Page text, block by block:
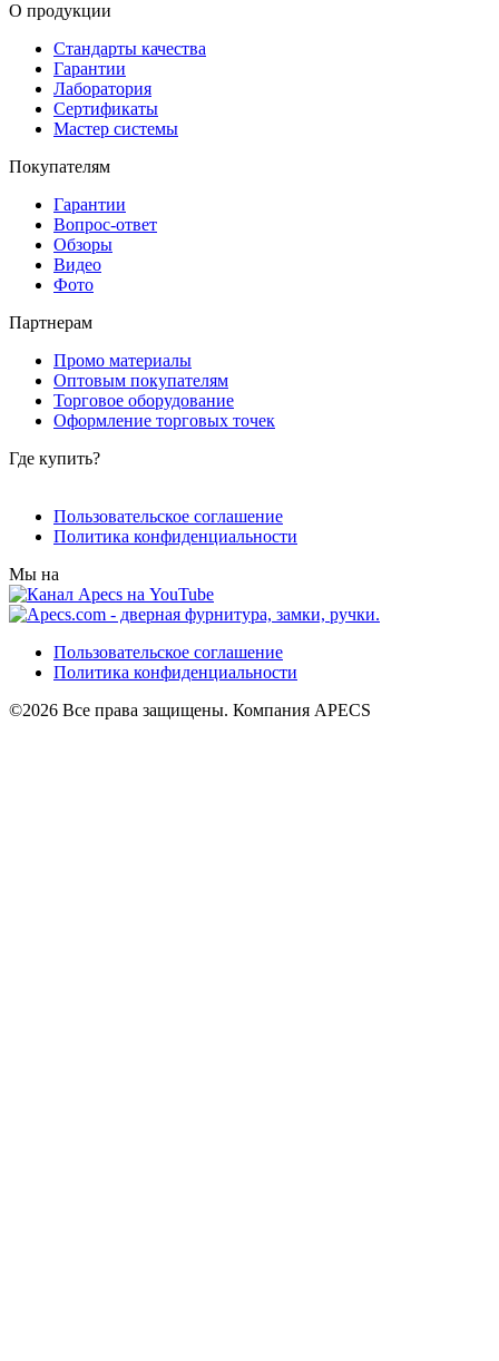
О продукции
Стандарты качества
Гарантии
Лаборатория
Сертификаты
Мастер системы
Покупателям
Гарантии
Вопрос-ответ
Обзоры
Видео
Фото
Партнерам
Промо материалы
Оптовым покупателям
Торговое оборудование
Оформление торговых точек
Где купить?
Пользовательское соглашение
Политика конфиденциальности
Мы на
Пользовательское соглашение
Политика конфиденциальности
©2026 Все права защищены. Компания APECS